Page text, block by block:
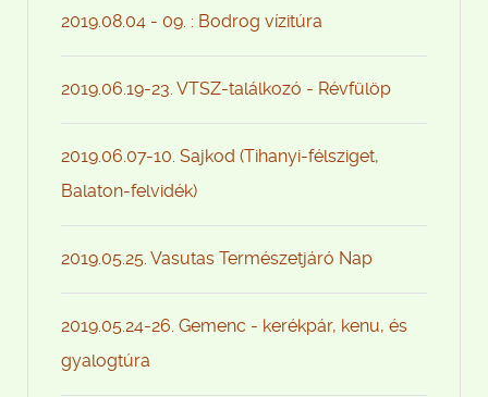
2019.08.04 - 09. : Bodrog vízitúra
2019.06.19-23. VTSZ-találkozó - Révfülöp
2019.06.07-10. Sajkod (Tihanyi-félsziget,
Balaton-felvidék)
2019.05.25. Vasutas Természetjáró Nap
2019.05.24-26. Gemenc - kerékpár, kenu, és
gyalogtúra